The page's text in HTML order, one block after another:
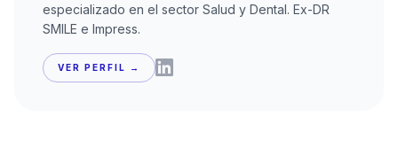
especializado en el sector Salud y Dental. Ex-DR
SMILE e Impress.
VER PERFIL →